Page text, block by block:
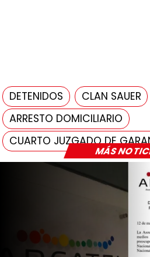
MÁS
DETENIDOS
CLAN SAUER
ARRESTO DOMICILIARIO
CUARTO JUZGADO DE